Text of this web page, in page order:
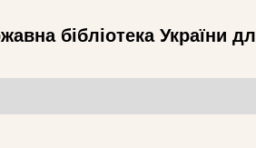
бібліотека України